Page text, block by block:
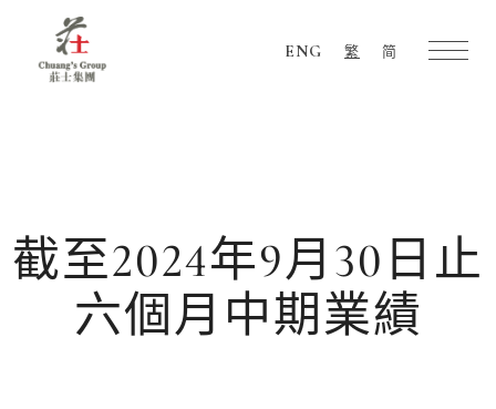
ENG 繁 简
截至2024年9月30日止
六個月中期業績